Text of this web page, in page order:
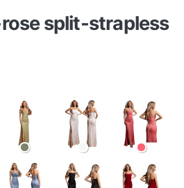
split-strapless